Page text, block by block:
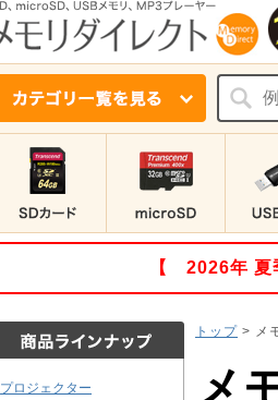
【 2026年 夏
プロジェクター
トップ > メ
メ